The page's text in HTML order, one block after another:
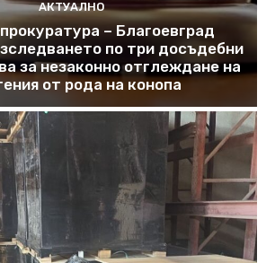
АКТУАЛНО
– Благоевград
по три досъдебни
за незаконно отглеждане на
от рода на конопа